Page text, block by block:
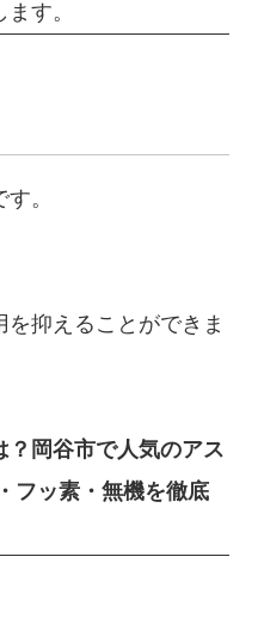
す。
。
抑えることができま
岡谷市で人気のアス
フッ素・無機を徹底